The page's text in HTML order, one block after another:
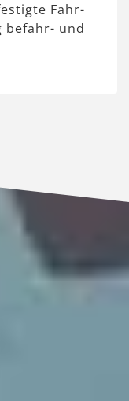
Fahr-
befahr- und